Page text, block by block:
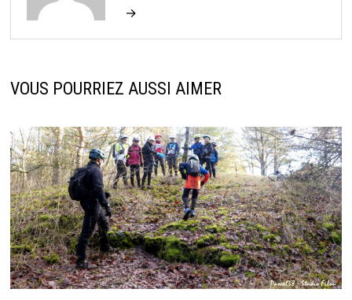
→
VOUS POURRIEZ AUSSI AIMER